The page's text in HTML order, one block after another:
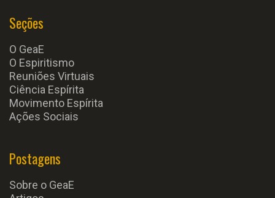
Seções
O GeaE
O Espiritismo
Reuniões Virtuais
Ciência Espírita
Movimento Espírita
Ações Sociais
Postagens
Sobre o GeaE